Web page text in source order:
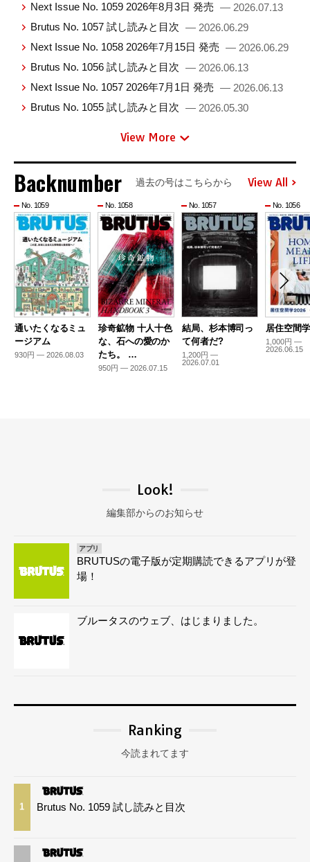
Next Issue No. 1059 2026年8月3日 発売 — 2026.07.13
Brutus No. 1057 試し読みと目次 — 2026.06.29
Next Issue No. 1058 2026年7月15日 発売 — 2026.06.29
Brutus No. 1056 試し読みと目次 — 2026.06.13
Next Issue No. 1057 2026年7月1日 発売 — 2026.06.13
Brutus No. 1055 試し読みと目次 — 2026.05.30
View More
Backnumber 過去の号はこちらから View All
No. 1059
通いたくなるミュ
ージアム
930円 — 2026.08.03
No. 1058
珍奇鉱物 十人十色
な、石への愛のか
たち。 …
950円 — 2026.07.15
No. 1057
結局、杉本博司っ
て何者だ?
1,200円 —
2026.07.01
No. 1056
居住空間
1,000円 —
2026.06.15
Look!
編集部からのお知らせ
アプリ
BRUTUSの電子版が定期購読できるアプリが登
場！
ブルータスのウェブ、はじまりました。
Ranking
今読まれてます
1 Brutus No. 1059 試し読みと目次